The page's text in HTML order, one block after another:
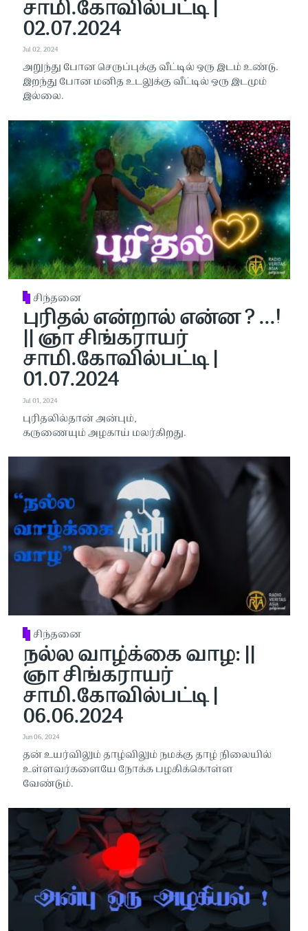
சாமி.கோவில்பட்டி |
02.07.2024
Jul 02, 2024
அறுந்து போன செருப்புக்கு வீட்டில் ஒரு இடம் உண்டு.
இறந்து போன மனித உடலுக்கு வீட்டில் ஒரு இடமும்
இல்லை.
சிந்தனை
புரிதல் என்றால் என்ன ? ...!
|| ஞா சிங்கராயர்
சாமி.கோவில்பட்டி |
01.07.2024
Jul 01, 2024
புரிதலில்தான் அன்பும்,
கருணையும் அழகாய் மலர்கிறது.
சிந்தனை
நல்ல வாழ்க்கை வாழ: ||
ஞா சிங்கராயர்
சாமி.கோவில்பட்டி |
06.06.2024
Jun 06, 2024
தன் உயர்விலும் தாழ்விலும் நமக்கு தாழ் நிலையில்
உள்ளவர்களையே நோக்க பழகிக்கொள்ள
வேண்டும்.